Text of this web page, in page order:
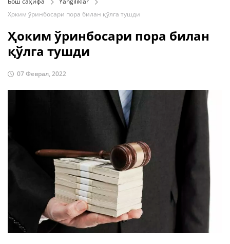
Ҳоким ўринбосари пора билан қўлга тушди
Ҳоким ўринбосари пора билан
қўлга тушди
07 Феврал, 2022